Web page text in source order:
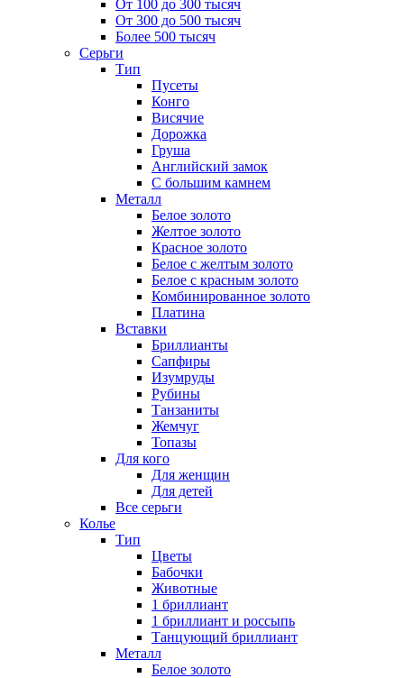
От 100 до 300 тысяч
От 300 до 500 тысяч
Более 500 тысяч
Серьги
Тип
Пусеты
Конго
Висячие
Дорожка
Груша
Английский замок
С большим камнем
Металл
Белое золото
Желтое золото
Красное золото
Белое с желтым золото
Белое с красным золото
Комбинированное золото
Платина
Вставки
Бриллианты
Сапфиры
Изумруды
Рубины
Танзаниты
Жемчуг
Топазы
Для кого
Для женщин
Для детей
Все серьги
Колье
Тип
Цветы
Бабочки
Животные
1 бриллиант
1 бриллиант и россыпь
Танцующий бриллиант
Металл
Белое золото